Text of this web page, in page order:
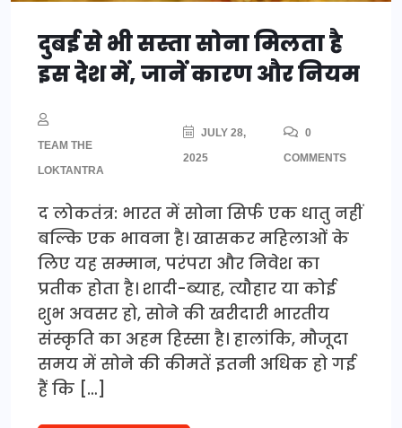
दुबई से भी सस्ता सोना मिलता है
इस देश में, जानें कारण और नियम
TEAM THE
LOKTANTRA
JULY 28,
2025
0
COMMENTS
द लोकतंत्र: भारत में सोना सिर्फ एक धातु नहीं
बल्कि एक भावना है। खासकर महिलाओं के
लिए यह सम्मान, परंपरा और निवेश का
प्रतीक होता है। शादी-ब्याह, त्यौहार या कोई
शुभ अवसर हो, सोने की खरीदारी भारतीय
संस्कृति का अहम हिस्सा है। हालांकि, मौजूदा
समय में सोने की कीमतें इतनी अधिक हो गई
हैं कि […]